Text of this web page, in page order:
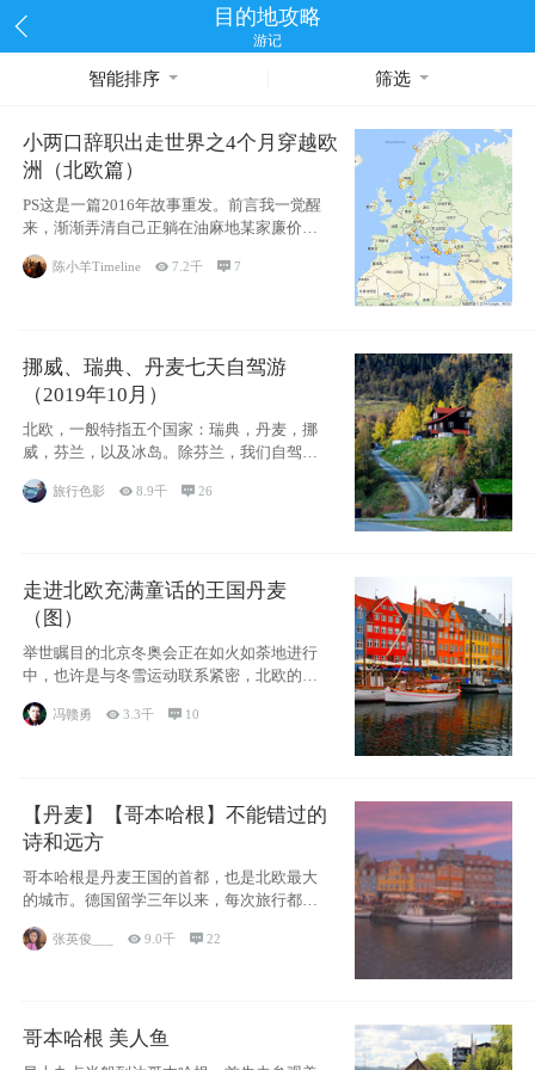
目的地攻略
游记
智能排序 筛选
小两口辞职出走世界之4个月穿越欧
洲（北欧篇）
PS这是一篇2016年故事重发。前言我一觉醒
来，渐渐弄清自己正躺在油麻地某家廉价宾
馆
陈小羊Timeline 7.2千 7
挪威、瑞典、丹麦七天自驾游
（2019年10月）
北欧，一般特指五个国家：瑞典，丹麦，挪
威，芬兰，以及冰岛。除芬兰，我们自驾游
旅行色影 8.9千 26
走进北欧充满童话的王国丹麦
（图）
举世瞩目的北京冬奥会正在如火如荼地进行
中，也许是与冬雪运动联系紧密，北欧的一
些国家因
冯赣勇 3.3千  10
【丹麦】【哥本哈根】不能错过的
诗和远方
哥本哈根是丹麦王国的首都，也是北欧最大
的城市。德国留学三年以来，每次旅行都是
张英俊___ 9.0千 22
哥本哈根 美人鱼